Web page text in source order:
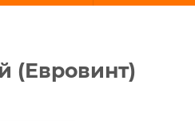
(Евровинт)